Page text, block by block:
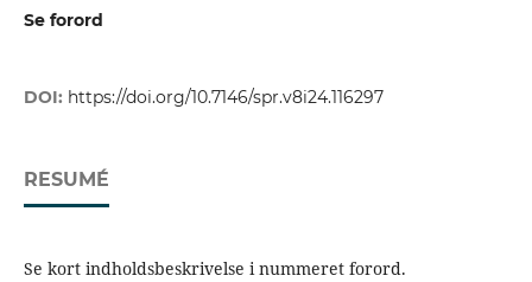
Se forord
DOI: https://doi.org/10.7146/spr.v8i24.116297
RESUMÉ
Se kort indholdsbeskrivelse i nummeret forord.